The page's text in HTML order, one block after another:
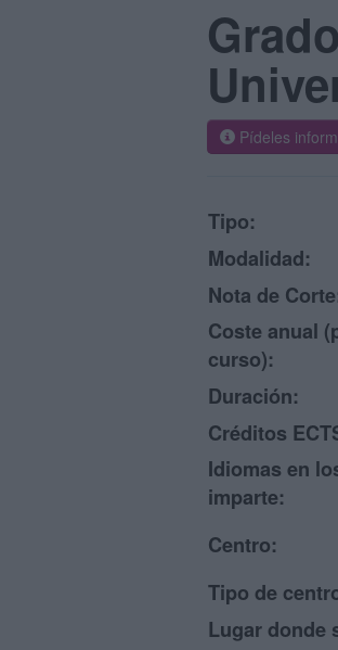
Pídeles
Tipo:
Modalidad:
Nota de
Coste anual
curso):
Duración:
Créditos
Idiomas en
imparte:
Centro:
Tipo de
Lugar donde